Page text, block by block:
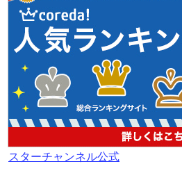
スターチャンネル公式